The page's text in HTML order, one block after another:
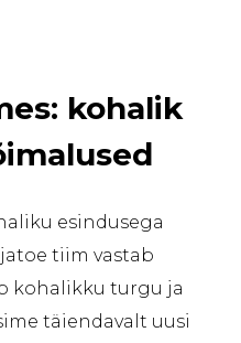
kohalik
esindusega
tiim vastab
kohalikku turgu ja
täiendavalt uusi